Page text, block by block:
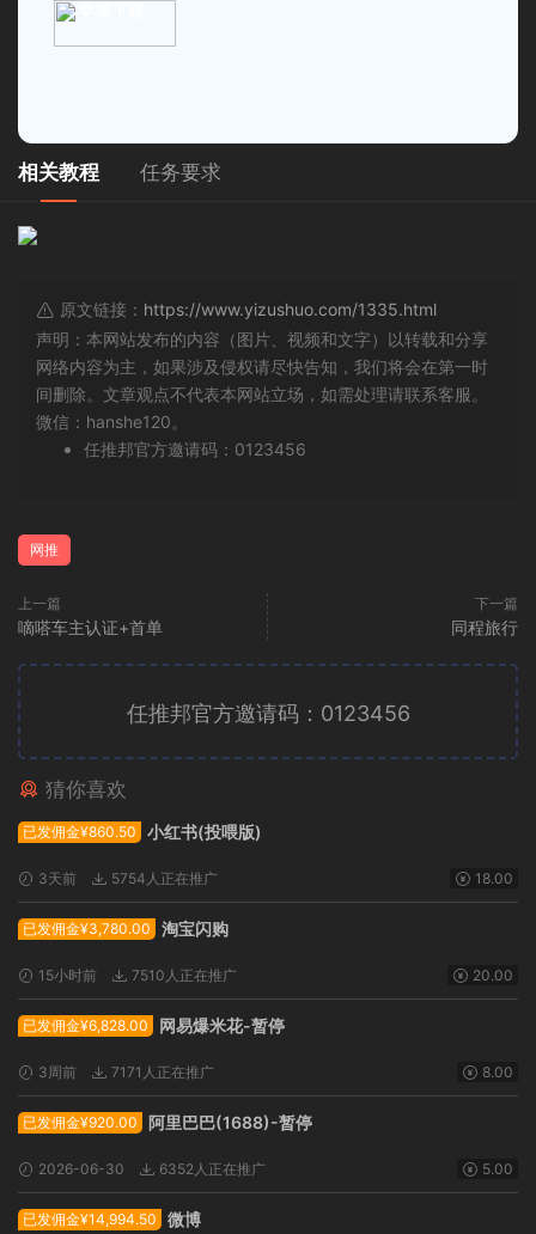
相关教程 任务要求
原文链接： https://www.yizushuo.com/1335.html
声明：本网站发布的内容（图片、视频和文字）以转载和分享
网络内容为主，如果涉及侵权请尽快告知，我们将会在第一时
间删除。文章观点不代表本网站立场，如需处理请联系客服。
微信：hanshe120。
任推邦官方邀请码：0123456
网推
上一篇
嘀嗒车主认证+首单
下一篇
同程旅行
任推邦官方邀请码：0123456
猜你喜欢
已发佣金¥860.50 小红书(投喂版)
3天前 5754人正在推广 18.00
已发佣金¥3,780.00 淘宝闪购
15小时前 7510人正在推广 20.00
已发佣金¥6,828.00 网易爆米花-暂停
3周前 7171人正在推广 8.00
已发佣金¥920.00 阿里巴巴(1688)-暂停
2026-06-30 6352人正在推广 5.00
已发佣金¥14,994.50 微博